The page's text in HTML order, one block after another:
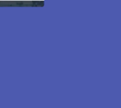
pour attirer des